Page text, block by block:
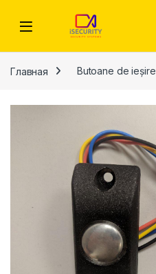
Главная Butoane de ieșire